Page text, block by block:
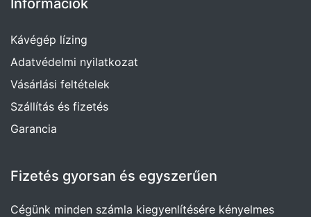
Információk
Kávégép lízing
Adatvédelmi nyilatkozat
Vásárlási feltételek
Szállítás és fizetés
Garancia
Fizetés gyorsan és egyszerűen
Cégünk minden számla kiegyenlítésére kényelmes